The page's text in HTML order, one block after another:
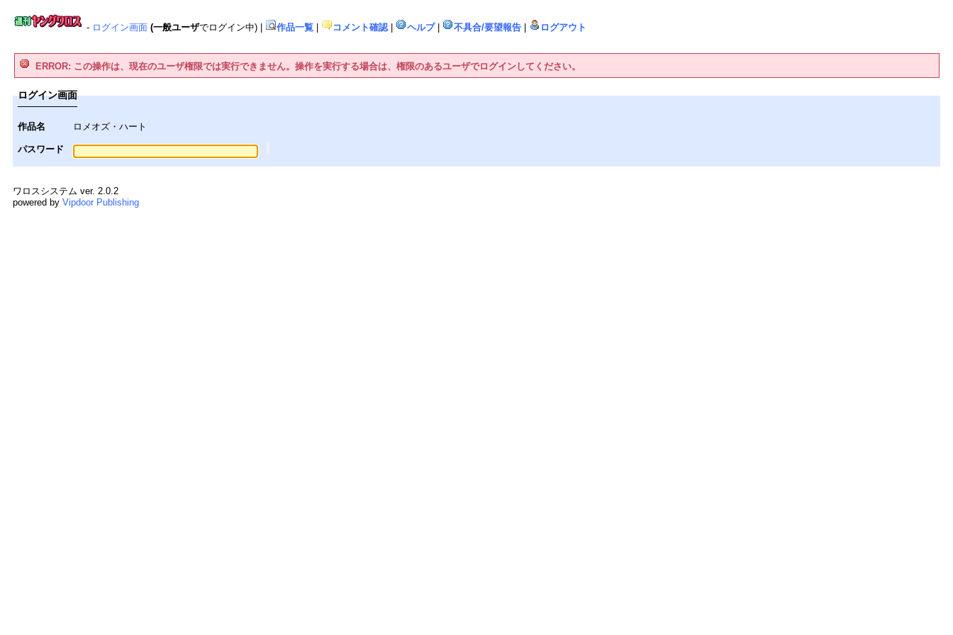
- ログイン画面 (一般ユーザでログイン中) 作品一覧 コメント確認| ヘルプ| 不具合/要望報告 ログアウト
ERROR: この操作は、現在のユーザ権限では実行できません。操作を実行する場合は、権限のあるユーザでログインしてください。
ログイン画面
作品名 ロメオズ・ハート
パスワード
ワロスシステム ver. 2.0.2
powered byVipdoor Publishing